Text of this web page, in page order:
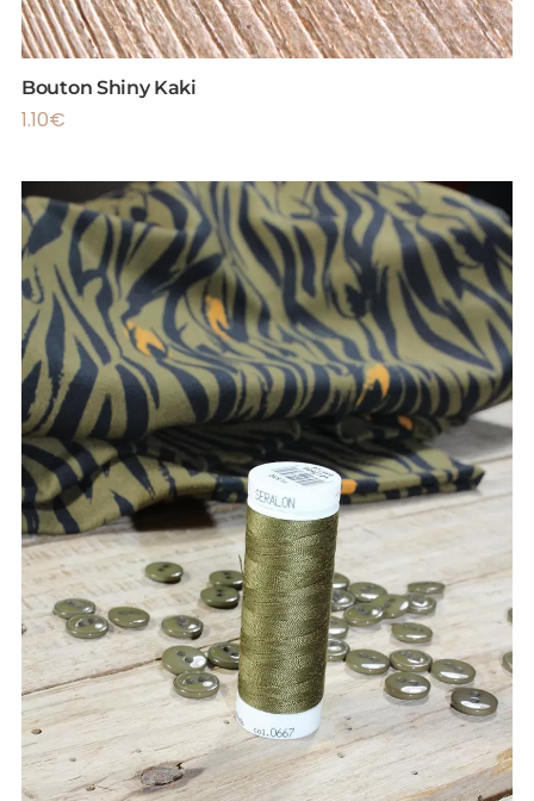
Bouton Shiny Kaki
1.10€